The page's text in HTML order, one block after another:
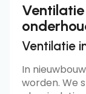
Ventilatie
In
worden. We